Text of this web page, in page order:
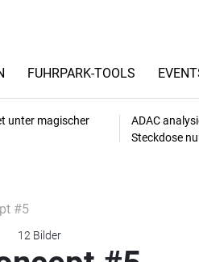
FUHRPARK-TOOLS
unter magischer
ADAC
Steckdose
#5
12 Bilder